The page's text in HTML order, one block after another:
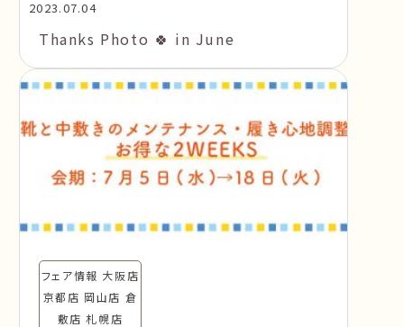
2023.07.04
Thanks Photo 🍀 in June
フェア情報 大阪店
京都店 岡山店 倉
敷店 札幌店